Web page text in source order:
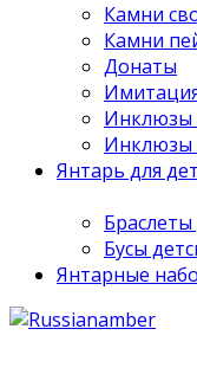
Камни
Камни
Донаты
Инклюзы
Инклюзы
Янтарь для
Браслеты
Бусы
Янтарные